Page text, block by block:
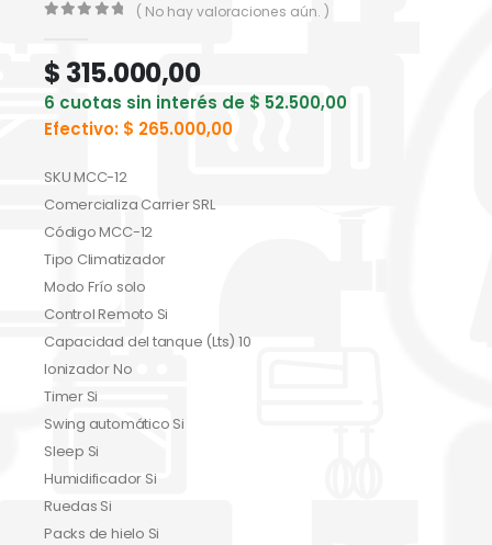
( No hay valoraciones aún. )
$ 315.000,00
6 cuotas sin interés de $ 52.500,00
Efectivo: $ 265.000,00
SKU MCC-12
Comercializa Carrier SRL
Código MCC-12
Tipo Climatizador
Modo Frío solo
Control Remoto Si
Capacidad del tanque (Lts) 10
Ionizador No
Timer Si
Swing automático Si
Sleep Si
Humidificador Si
Ruedas Si
Packs de hielo Si